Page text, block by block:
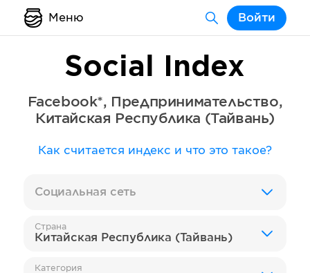
Меню Войти
Social Index
Facebook*, Предпринимательство,
Китайская Республика (Тайвань)
Как считается индекс и что это такое?
Социальная сеть
Страна
Китайская Республика (Тайвань)
Категория